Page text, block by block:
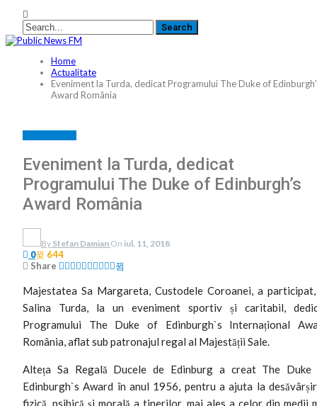
Home
Actualitate
Eveniment la Turda, dedicat Programului The Duke of
Award România
Eveniment la Turda, dedicat
Programului The Duke of Edinburgh’s
Award România
By Stefan Damian On iul. 11, 2018
0
644
Share
Majestatea Sa Margareta, Custodele Coroanei, a
Salina Turda, la un eveniment sportiv și caritabil,
Programului The Duke of Edinburgh`s Internațional
România, aflat sub patronajul regal al Majestății Sale.
Alteța Sa Regală Ducele de Edinburg a creat The
Edinburgh`s Award în anul 1956, pentru a ajuta la
fizică, psihică și morală a tinerilor, mai ales a celor din medii